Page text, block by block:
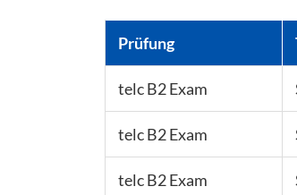
Prüfung
telc B2 Exam
telc B2 Exam
telc B2 Exam